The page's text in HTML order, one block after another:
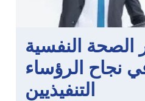
الصحة النفسية
نجاح الرؤساء
التنفيذيين